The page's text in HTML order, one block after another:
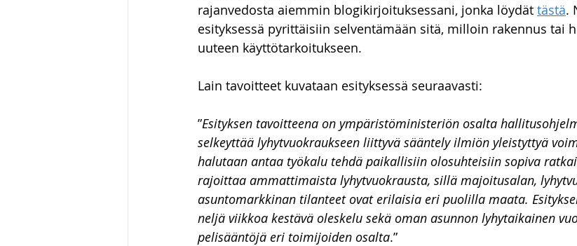
rajanvedosta aiemmin blogikirjoituksessani, jonka löydät tästä.
esityksessä pyrittäisiin selventämään sitä, milloin rakennus tai
uuteen käyttötarkoitukseen.
Lain tavoitteet kuvataan esityksessä seuraavasti:
”Esityksen tavoitteena on ympäristöministeriön osalta
selkeyttää lyhytvuokraukseen liittyvä sääntely ilmiön yleistyttyä
halutaan antaa työkalu tehdä paikallisiin olosuhteisiin sopiva
rajoittaa ammattimaista lyhytvuokrausta, sillä majoitusalan,
asuntomarkkinan tilanteet ovat erilaisia eri puolilla maata.
neljä viikkoa kestävä oleskelu sekä oman asunnon lyhytaikainen
pelisääntöjä eri toimijoiden osalta.”